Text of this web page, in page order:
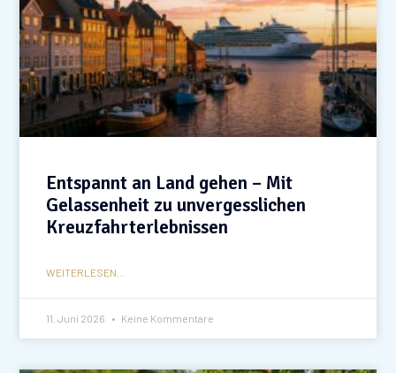
Entspannt an Land gehen – Mit
Gelassenheit zu unvergesslichen
Kreuzfahrterlebnissen
WEITERLESEN...
11. Juni 2026 Keine Kommentare